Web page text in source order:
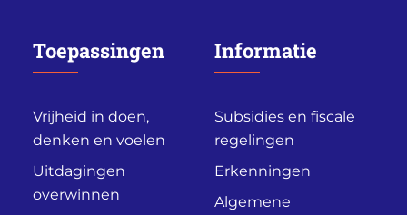
Toepassingen
Vrijheid in doen,
denken en voelen
Uitdagingen
overwinnen
Informatie
Subsidies en fiscale
regelingen
Erkenningen
Algemene